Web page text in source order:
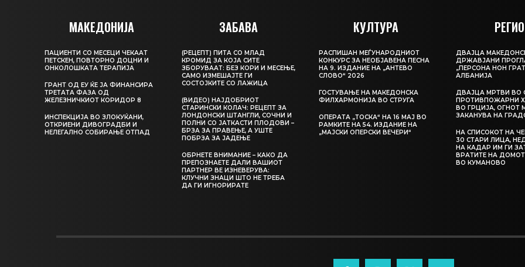
МАКЕДОНИЈА
ПАЦИЕНТИ СО МЕСЕЦИ ЧЕКААТ
ПЕТСКЕН, ПОВТОРНО ДОЦНИ И
ОНКОЛОШКАТА ТЕРАПИЈА
ГРАНТ ОД ЕУ ЌЕ ЈА ФИНАНСИРА
ТРЕТАТА ФАЗА ОД
ЖЕЛЕЗНИЧКИОТ КОРИДОР 8
ИНСПЕКЦИЈА ВО ЗЛОКУЌАНИ,
ОТКРИЕНИ ДИВОГРАДБИ И
НЕЛЕГАЛНО СОБИРАЊЕ ОТПАД
ЗАБАВА
(РЕЦЕПТ) ПИТА СО МЛАД
КРОМИД ЗА КОЈА СИТЕ
ЗБОРУВААТ: БЕЗ КОРИ И МЕСЕЊЕ,
САМО ИЗМЕШАЈТЕ ГИ
СОСТОЈКИТЕ СО ЛАЖИЦА
(ВИДЕО) НАЈДОБРИОТ
СТАРИНСКИ КОЛАЧ: РЕЦЕПТ ЗА
ЛОНДОНСКИ ШТАНГЛИ, СОЧНИ И
ПОЛНИ СО ЈАТКАСТИ ПЛОДОВИ –
БРЗА ЗА ПРАВЕЊЕ, А УШТЕ
ПОБРЗА ЗА ЈАДЕЊЕ
ОБРНЕТЕ ВНИМАНИЕ – КАКО ДА
ПРЕПОЗНАЕТЕ ДАЛИ ВАШИОТ
ПАРТНЕР ВЕ ИЗНЕВЕРУВА:
КЛУЧНИ ЗНАЦИ ШТО НЕ ТРЕБА
ДА ГИ ИГНОРИРАТЕ
КУЛТУРА
РАСПИШАН МЕЃУНАРОДНИОТ
КОНКУРС ЗА НЕОБЈАВЕНА ПЕСНА
НА 9. ИЗДАНИЕ НА „АНТЕВО
СЛОВО“ 2026
ГОСТУВАЊЕ НА МАКЕДОНСКА
ФИЛХАРМОНИЈА ВО СТРУГА
ОПЕРАТА „ТОСКА“ НА 16 МАЈ ВО
РАМКИТЕ НА 54. ИЗДАНИЕ НА
„МАЈСКИ ОПЕРСКИ ВЕЧЕРИ“
ДВАЈЦА
ДРЖАВЈАНИ
„ПЕРСОНА НОН
АЛБАНИЈА
ДВАЈЦА МРТВИ ВО
ПРОТИВПОЖАРНИ
ВО ГРЦИЈА, ОГНОТ
ЗАКАНУВА НА
НА СПИСОКОТ НА
30 СТАРИ ЛИЦА,
НА КАДАР ИМ ГИ
ВРАТИТЕ НА
ВО КУМАНОВО